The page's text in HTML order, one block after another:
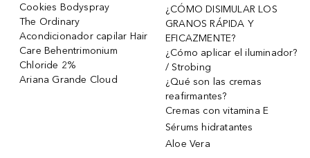
Cookies Bodyspray
The Ordinary
Acondicionador capilar Hair
Care Behentrimonium
Chloride 2%
Ariana Grande Cloud
¿CÓMO DISIMULAR LOS
GRANOS RÁPIDA Y
EFICAZMENTE?
¿Cómo aplicar el iluminador?
/ Strobing
¿Qué son las cremas
reafirmantes?
Cremas con vitamina E
Sérums hidratantes
Aloe Vera